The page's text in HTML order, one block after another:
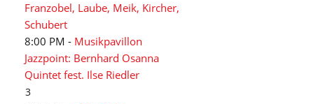
Franzobel, Laube, Meik, Kircher,
Schubert
8:00 PM - Musikpavillon
Jazzpoint: Bernhard Osanna
Quintet fest. Ilse Riedler
3